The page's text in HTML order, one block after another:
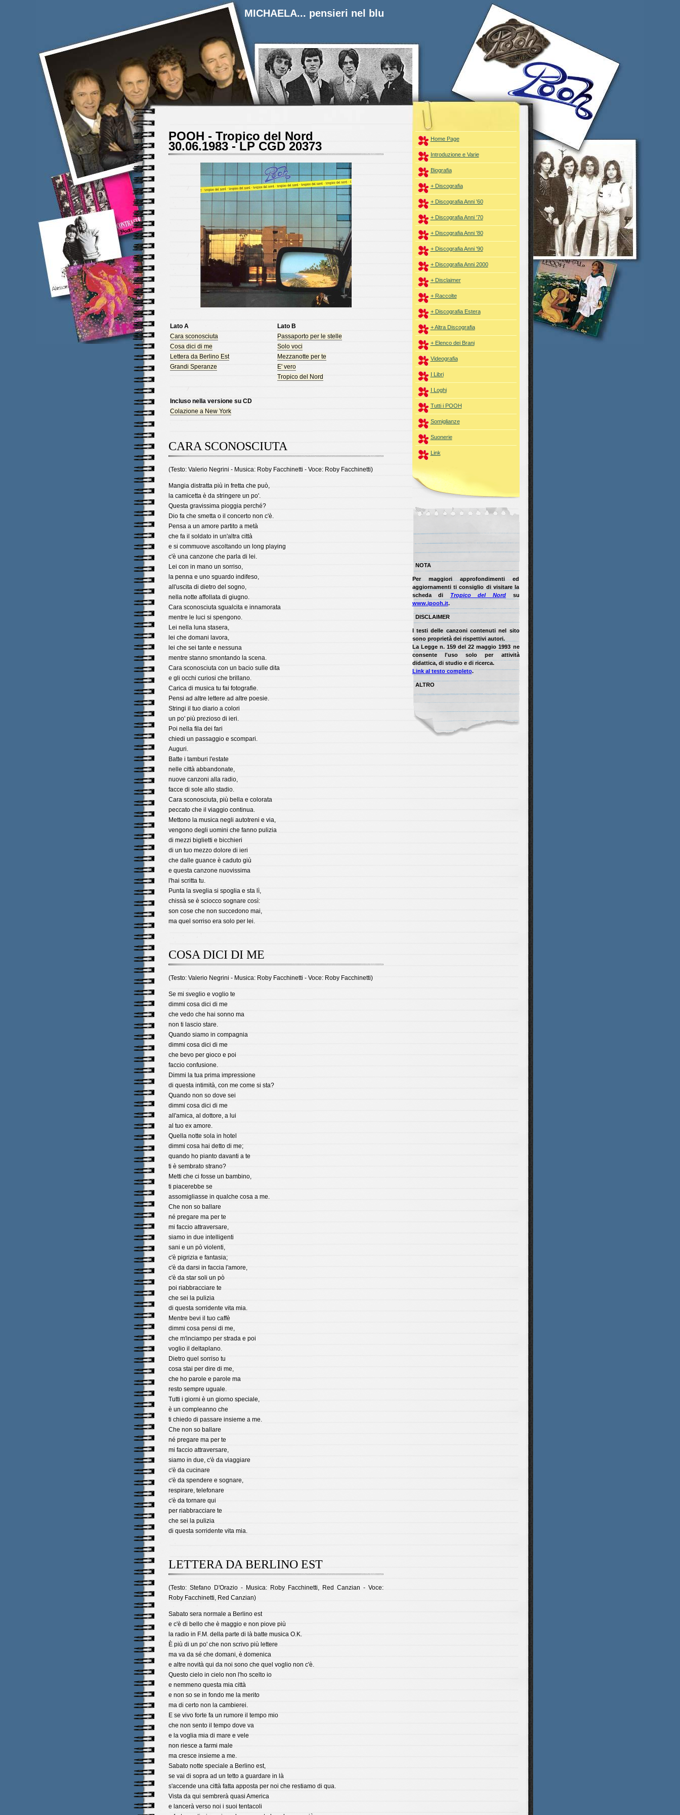
MICHAELA... pensieri nel blu
POOH - Tropico del Nord
30.06.1983 - LP CGD 20373
Lato A
Cara sconosciuta
Cosa dici di me
Lettera da Berlino Est
Grandi Speranze
Lato B
Passaporto per le stelle
Solo voci
Mezzanotte per te
E' vero
Tropico del Nord
Incluso nella versione su CD
Colazione a New York
CARA SCONOSCIUTA
(Testo: Valerio Negrini - Musica: Roby Facchinetti - Voce: Roby Facchinetti)
Mangia distratta più in fretta che può,
la camicetta è da stringere un po'.
Questa gravissima pioggia perché?
Dio fa che smetta o il concerto non c'è.
Pensa a un amore partito a metà
che fa il soldato in un'altra città
e si commuove ascoltando un long playing
c'è una canzone che parla di lei.
Lei con in mano un sorriso,
la penna e uno sguardo indifeso,
all'uscita di dietro del sogno,
nella notte affollata di giugno.
Cara sconosciuta sgualcita e innamorata
mentre le luci si spengono.
Lei nella luna stasera,
lei che domani lavora,
lei che sei tante e nessuna
mentre stanno smontando la scena.
Cara sconosciuta con un bacio sulle dita
e gli occhi curiosi che brillano.
Carica di musica tu fai fotografie.
Pensi ad altre lettere ad altre poesie.
Stringi il tuo diario a colori
un po' più prezioso di ieri.
Poi nella fila dei fari
chiedi un passaggio e scompari.
Auguri.
Batte i tamburi l'estate
nelle città abbandonate,
nuove canzoni alla radio,
facce di sole allo stadio.
Cara sconosciuta, più bella e colorata
peccato che il viaggio continua.
Mettono la musica negli autotreni e via,
vengono degli uomini che fanno pulizia
di mezzi biglietti e bicchieri
di un tuo mezzo dolore di ieri
che dalle guance è caduto giù
e questa canzone nuovissima
l'hai scritta tu.
Punta la sveglia si spoglia e sta lì,
chissà se è sciocco sognare così:
son cose che non succedono mai,
ma quel sorriso era solo per lei.
COSA DICI DI ME
(Testo: Valerio Negrini - Musica: Roby Facchinetti - Voce: Roby Facchinetti)
Se mi sveglio e voglio te
dimmi cosa dici di me
che vedo che hai sonno ma
non ti lascio stare.
Quando siamo in compagnia
dimmi cosa dici di me
che bevo per gioco e poi
faccio confusione.
Dimmi la tua prima impressione
di questa intimità, con me come si sta?
Quando non so dove sei
dimmi cosa dici di me
all'amica, al dottore, a lui
al tuo ex amore.
Quella notte sola in hotel
dimmi cosa hai detto di me;
quando ho pianto davanti a te
ti è sembrato strano?
Metti che ci fosse un bambino,
ti piacerebbe se
assomigliasse in qualche cosa a me.
Che non so ballare
né pregare ma per te
mi faccio attraversare,
siamo in due intelligenti
sani e un pò violenti,
c'è pigrizia e fantasia;
c'è da darsi in faccia l'amore,
c'è da star soli un pò
poi riabbracciare te
che sei la pulizia
di questa sorridente vita mia.
Mentre bevi il tuo caffè
dimmi cosa pensi di me,
che m'inciampo per strada e poi
voglio il deltaplano.
Dietro quel sorriso tu
cosa stai per dire di me,
che ho parole e parole ma
resto sempre uguale.
Tutti i giorni è un giorno speciale,
è un compleanno che
ti chiedo di passare insieme a me.
Che non so ballare
né pregare ma per te
mi faccio attraversare,
siamo in due, c'è da viaggiare
c'è da cucinare
c'è da spendere e sognare,
respirare, telefonare
c'è da tornare qui
per riabbracciare te
che sei la pulizia
di questa sorridente vita mia.
LETTERA DA BERLINO EST
(Testo: Stefano D'Orazio - Musica: Roby Facchinetti, Red Canzian - Voce:
Roby Facchinetti, Red Canzian)
Sabato sera normale a Berlino est
e c'è di bello che è maggio e non piove più
la radio in F.M. della parte di là batte musica O.K.
È più di un po' che non scrivo più lettere
ma va da sé che domani, è domenica
e altre novità qui da noi sono che quel voglio non c'è.
Questo cielo in cielo non l'ho scelto io
e nemmeno questa mia città
e non so se in fondo me la merito
ma di certo non la cambierei.
E se vivo forte fa un rumore il tempo mio
che non sento il tempo dove va
e la voglia mia di mare e vele
non riesce a farmi male
ma cresce insieme a me.
Sabato notte speciale a Berlino est,
se vai di sopra ad un tetto a guardare in là
s'accende una città fatta apposta per noi che restiamo di qua.
Vista da qui sembrerà quasi America
e lancerà verso noi i suoi tentacoli
Home Page
Introduzione e Varie
Biografia
+ Discografia
+ Discografia Anni '60
+ Discografia Anni '70
+ Discografia Anni '80
+ Discografia Anni '90
+ Discografia Anni 2000
+ Disclaimer
+ Raccolte
+ Discografia Estera
+ Altra Discografia
+ Elenco dei Brani
Videografia
I Libri
I Loghi
Tutti i POOH
Somiglianze
Suonerie
Link
NOTA
Per maggiori approfondimenti ed
aggiornamenti ti consiglio di visitare la
scheda di
Tropico del Nordsu
www.ipooh.it.
DISCLAIMER
I testi delle canzoni contenuti nel sito
sono proprietà dei rispettivi autori.
La Legge n. 159 del 22 maggio 1993 ne
consente l'uso solo per attività
didattica, di studio e di ricerca.
Link al testo completo.
ALTRO